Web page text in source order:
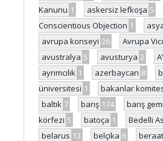
Kanunu 1 askersiz lefkoşa 5
Conscientious Objection 1
avrupa konseyi 26 Avrupa
avustralya 5 avusturya 2
ayrımcılık 1 azerbaycan 8
üniversitesi 1 bakanlar
baltık 7 barış 174 barış
körfezi 5 batoça 1 Bedelli
belarus 13 belçika 6 beraat